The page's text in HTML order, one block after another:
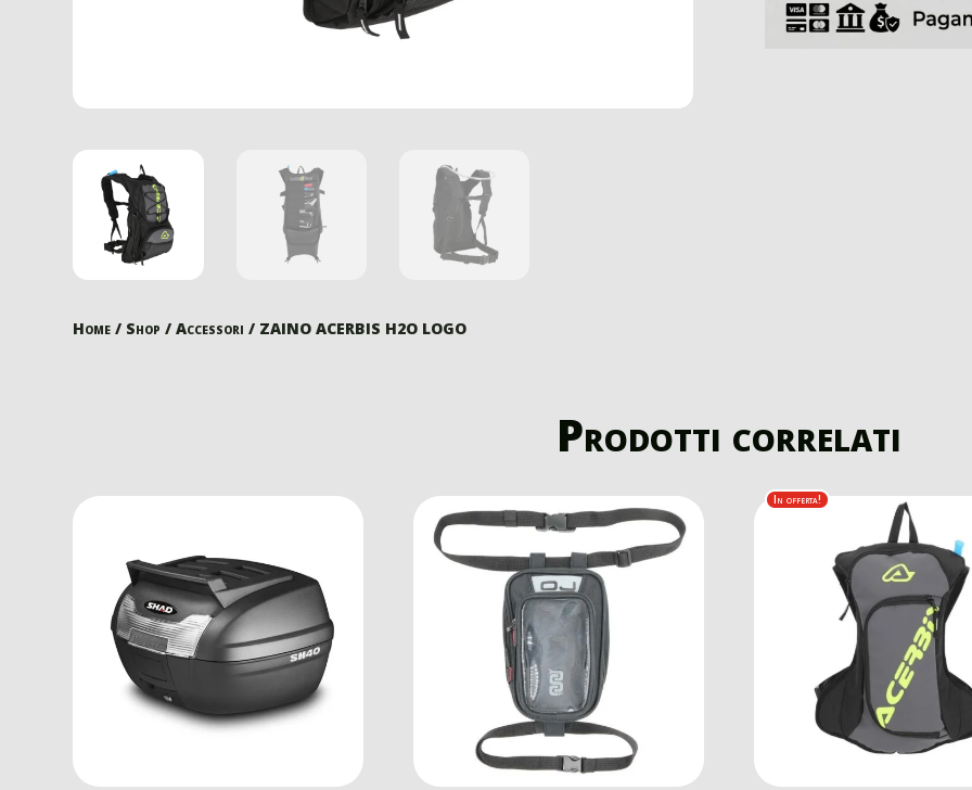
Home / Shop /Accessori / ZAINO ACERBIS H2O LOGO
Prodotti correlati
In offerta!